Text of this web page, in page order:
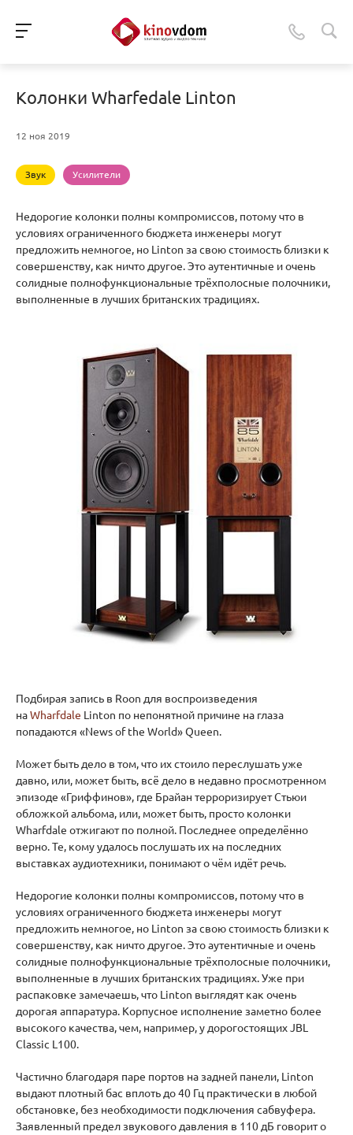
Колонки Wharfedale Linton
12 ноя 2019
Звук Усилители
Недорогие колонки полны компромиссов, потому что в
условиях ограниченного бюджета инженеры могут
предложить немногое, но Linton за свою стоимость близки к
совершенству, как ничто другое. Это аутентичные и очень
солидные полнофункциональные трёхполосные полочники,
выполненные в лучших британских традициях.
Подбирая запись в Roon для воспроизведения
наWharfdale Linton по непонятной причине на глаза
попадаются «News of the World» Queen.
Может быть дело в том, что их стоило переслушать уже
давно, или, может быть, всё дело в недавно просмотренном
эпизоде «Гриффинов», где Брайан терроризирует Стьюи
обложкой альбома, или, может быть, просто колонки
Wharfdale отжигают по полной. Последнее определённо
верно. Те, кому удалось послушать их на последних
выставках аудиотехники, понимают о чём идёт речь.
Недорогие колонки полны компромиссов, потому что в
условиях ограниченного бюджета инженеры могут
предложить немногое, но Linton за свою стоимость близки к
совершенству, как ничто другое. Это аутентичные и очень
солидные полнофункциональные трёхполосные полочники,
выполненные в лучших британских традициях. Уже при
распаковке замечаешь, что Linton выглядят как очень
дорогая аппаратура. Корпусное исполнение заметно более
высокого качества, чем, например, у дорогостоящих JBL
Classic L100.
Частично благодаря паре портов на задней панели, Linton
выдают плотный бас вплоть до 40 Гц практически в любой
обстановке, без необходимости подключения сабвуфера.
Заявленный предел звукового давления в 110 дБ говорит о